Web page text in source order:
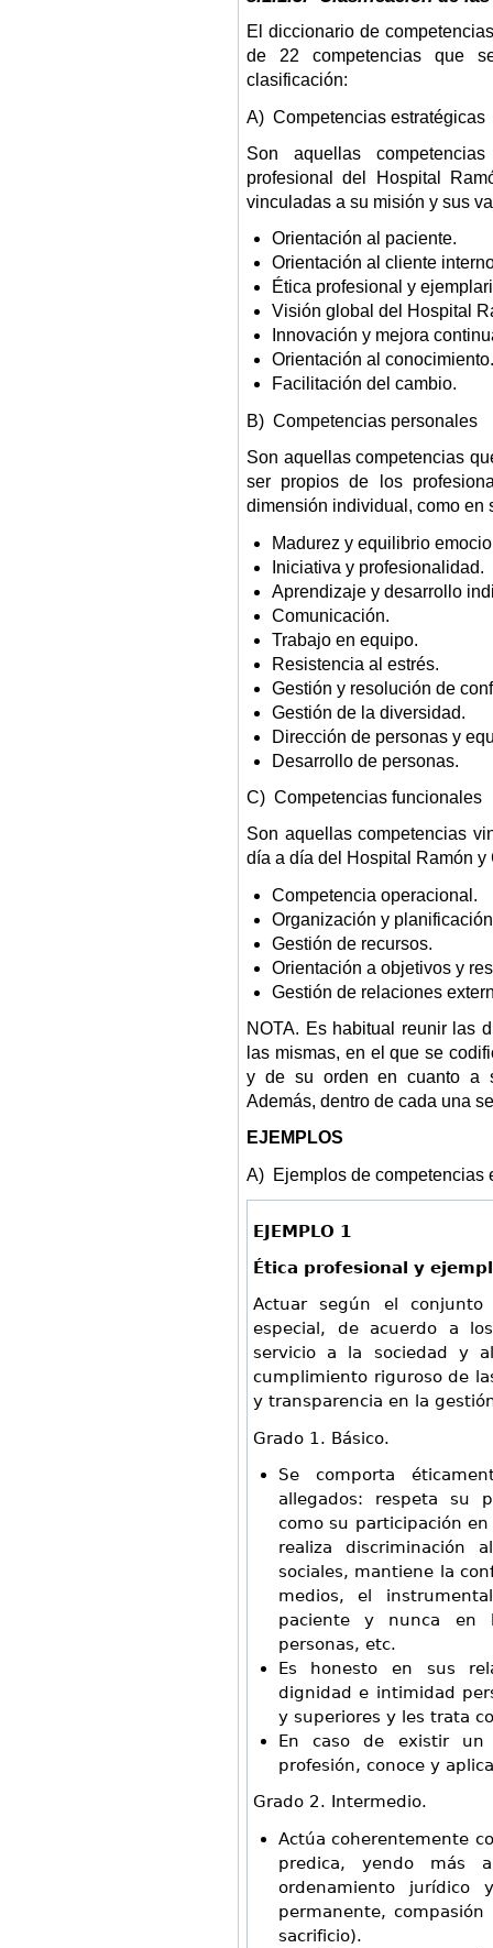
El diccionario de
de 22 competencias que
clasificación:
A) Competencias estratégicas
Son aquellas
profesional del Hospital
vinculadas a su misión y sus
Orientación al paciente.
Orientación al cliente
Ética profesional y
Visión global del Hospital
Innovación y mejora
Orientación al conocimiento.
Facilitación del cambio.
B) Competencias personales
Son aquellas competencias
ser propios de los
dimensión individual, como en
Madurez y equilibrio
Iniciativa y profesionalidad.
Aprendizaje y desarrollo
Comunicación.
Trabajo en equipo.
Resistencia al estrés.
Gestión y resolución de
Gestión de la diversidad.
Dirección de personas y
Desarrollo de personas.
C) Competencias funcionales
Son aquellas competencias
día a día del Hospital Ramón y
Competencia operacional.
Organización y
Gestión de recursos.
Orientación a objetivos y
Gestión de relaciones
NOTA. Es habitual reunir las
las mismas, en el que se
y de su orden en cuanto a
Además, dentro de cada una
EJEMPLOS
A) Ejemplos de competencias
EJEMPLO 1
Ética profesional y
Actuar según el
especial, de acuerdo a
servicio a la sociedad y
cumplimiento riguroso de
y transparencia en la
Grado 1. Básico.
Se comporta
allegados: respeta su
como su participación
realiza discriminación
sociales, mantiene la
medios, el
paciente y nunca en
personas, etc.
Es honesto en sus
dignidad e intimidad
y superiores y les trata
En caso de existir un
profesión, conoce y
Grado 2. Intermedio.
Actúa coherentemente
predica, yendo más
ordenamiento jurídico
permanente,
sacrificio).